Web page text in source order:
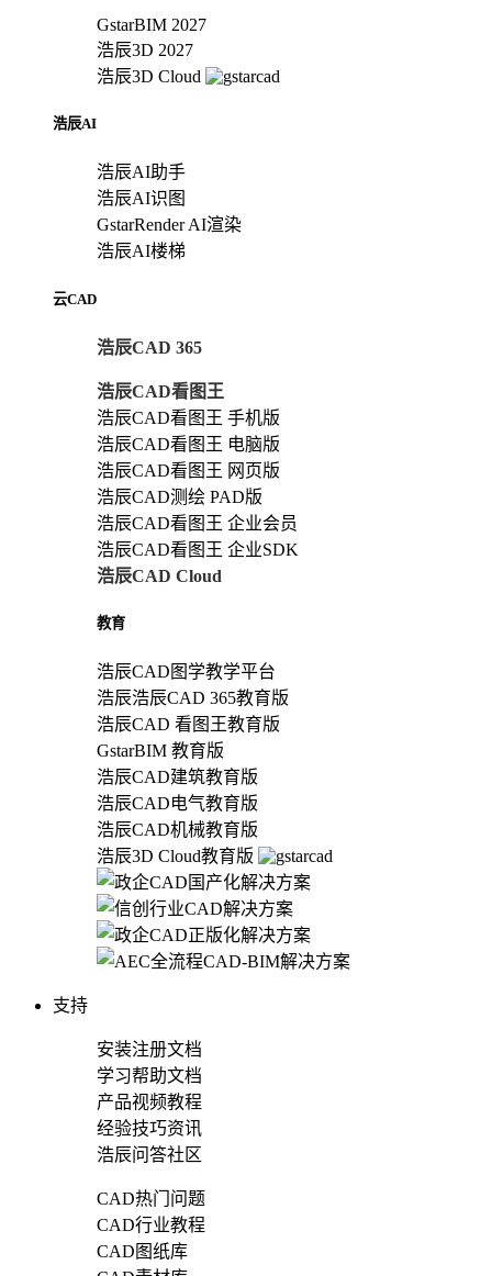
GstarBIM 2027
浩辰3D 2027
浩辰3D Cloud
浩辰AI
浩辰AI助手
浩辰AI识图
GstarRender AI渲染
浩辰AI楼梯
云CAD
浩辰CAD 365
浩辰CAD看图王
浩辰CAD看图王 手机版
浩辰CAD看图王 电脑版
浩辰CAD看图王 网页版
浩辰CAD测绘 PAD版
浩辰CAD看图王 企业会员
浩辰CAD看图王 企业SDK
浩辰CAD Cloud
教育
浩辰CAD图学教学平台
浩辰浩辰CAD 365教育版
浩辰CAD 看图王教育版
GstarBIM 教育版
浩辰CAD建筑教育版
浩辰CAD电气教育版
浩辰CAD机械教育版
浩辰3D Cloud教育版
支持
安装注册文档
学习帮助文档
产品视频教程
经验技巧资讯
浩辰问答社区
CAD热门问题
CAD行业教程
CAD图纸库